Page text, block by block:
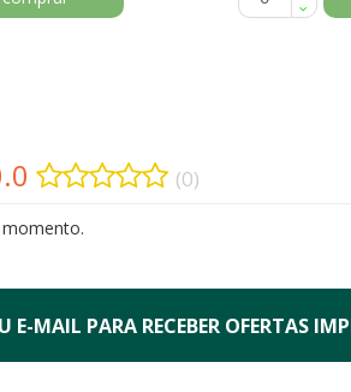
(0)
E-MAIL PARA RECEBER OFERTAS